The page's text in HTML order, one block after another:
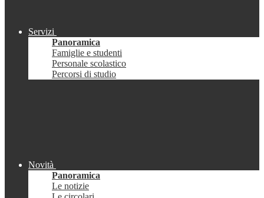
Servizi
Panoramica
Famiglie e studenti
Personale scolastico
Percorsi di studio
Novità
Panoramica
Le notizie